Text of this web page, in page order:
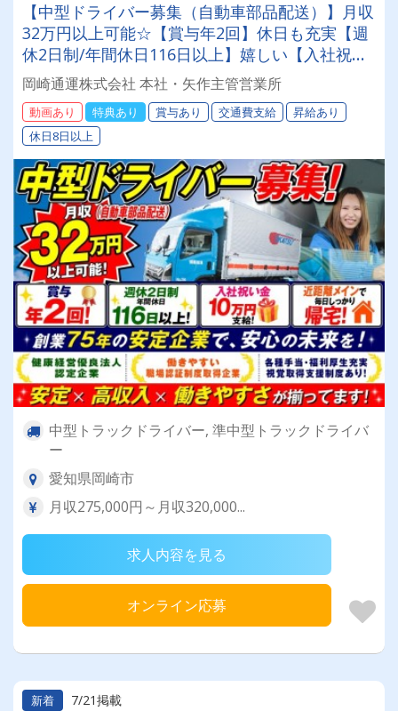
【中型ドライバー募集（自動車部品配送）】月収
32万円以上可能☆【賞与年2回】休日も充実【週
休2日制/年間休日116日以上】嬉しい【入社祝い
金10万円有】配送エリアも近距離メインで毎日し
っかり帰宅できる！【健康経営優良法人企業認
定】【働きやすい職場認証制度二つ星獲得】の創
業75年の安定企業で働きませんか？
岡崎通運株式会社 本社・矢作主管営業所
動画あり 特典あり 賞与あり 交通費支給
昇給あり
休日8日以上
中型トラックドライバー, 準中型トラックドライバ
ー
愛知県岡崎市
月収275,000円～月収320,000...
求人内容を見る
オンライン応募
新着 7/21掲載